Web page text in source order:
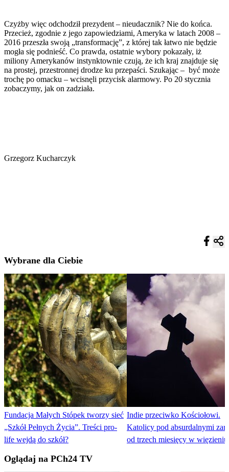
Czyżby więc odchodził prezydent – nieudacznik? Nie do końca.
Przecież, zgodnie z jego zapowiedziami, Ameryka w latach 2008 –
2016 przeszła swoją „transformację”, z której tak łatwo nie będzie
mogła się podnieść. Co prawda, ostatnie wybory pokazały, iż
miliony Amerykanów instynktownie czują, że ich kraj znajduje się
na prostej, przestronnej drodze ku przepaści. Szukając – być może
trochę po omacku – wcisnęli przycisk alarmowy. Po 20 stycznia
zobaczymy, jak on zadziała.
Grzegorz Kucharczyk
Wybrane dla Ciebie
Fundacja Małych Stópek tworzy sieć
„Szkół Pełnych Życia”. Treści pro-
life wejdą do szkół?
Indie przeciwko Kościołowi.
Katolicy pod absurdalnymi
od trzech miesięcy w więzieniu
Oglądaj na PCh24 TV